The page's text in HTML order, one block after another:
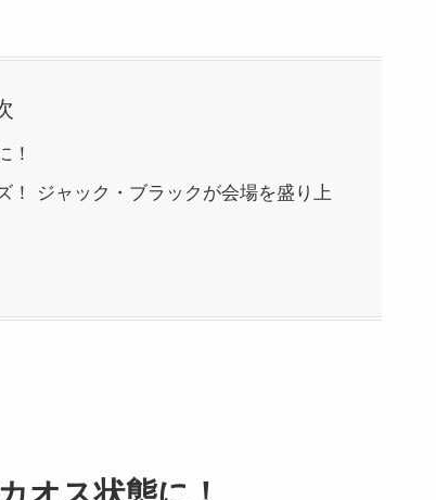
！
！ ジャック・ブラックが会場を盛り上